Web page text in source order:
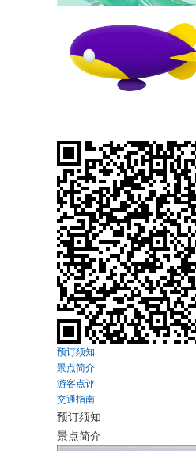
预订须知
景点简介
游客点评
交通指南
预订须知
景点简介